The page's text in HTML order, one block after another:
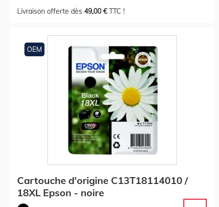
Livraison offerte dès 49,00 €TTC !
OEM
Cartouche d'origine C13T18114010 /
18XL Epson - noire